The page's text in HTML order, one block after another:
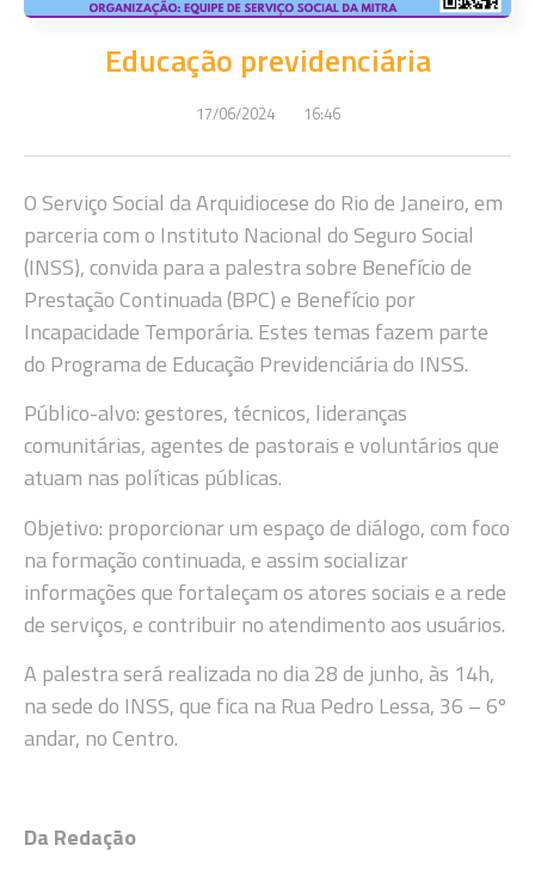
Educação previdenciária
17/06/2024 16:46
O Serviço Social da Arquidiocese do Rio de Janeiro, em
parceria com o Instituto Nacional do Seguro Social
(INSS), convida para a palestra sobre Benefício de
Prestação Continuada (BPC) e Benefício por
Incapacidade Temporária. Estes temas fazem parte
do Programa de Educação Previdenciária do INSS.
Público-alvo: gestores, técnicos, lideranças
comunitárias, agentes de pastorais e voluntários que
atuam nas políticas públicas.
Objetivo: proporcionar um espaço de diálogo, com foco
na formação continuada, e assim socializar
informações que fortaleçam os atores sociais e a rede
de serviços, e contribuir no atendimento aos usuários.
A palestra será realizada no dia 28 de junho, às 14h,
na sede do INSS, que fica na Rua Pedro Lessa, 36 – 6º
andar, no Centro.
Da Redação